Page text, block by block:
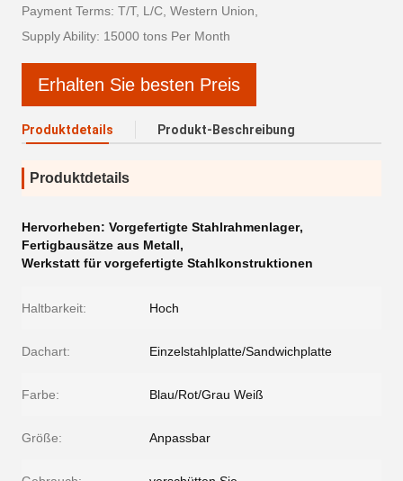
Payment Terms: T/T, L/C, Western Union,
Supply Ability: 15000 tons Per Month
Erhalten Sie besten Preis
Produktdetails Produkt-Beschreibung
Produktdetails
Hervorheben: Vorgefertigte Stahlrahmenlager,
Fertigbausätze aus Metall,
Werkstatt für vorgefertigte Stahlkonstruktionen
Haltbarkeit: Hoch
Dachart: Einzelstahlplatte/Sandwichplatte
Farbe: Blau/Rot/Grau Weiß
Größe: Anpassbar